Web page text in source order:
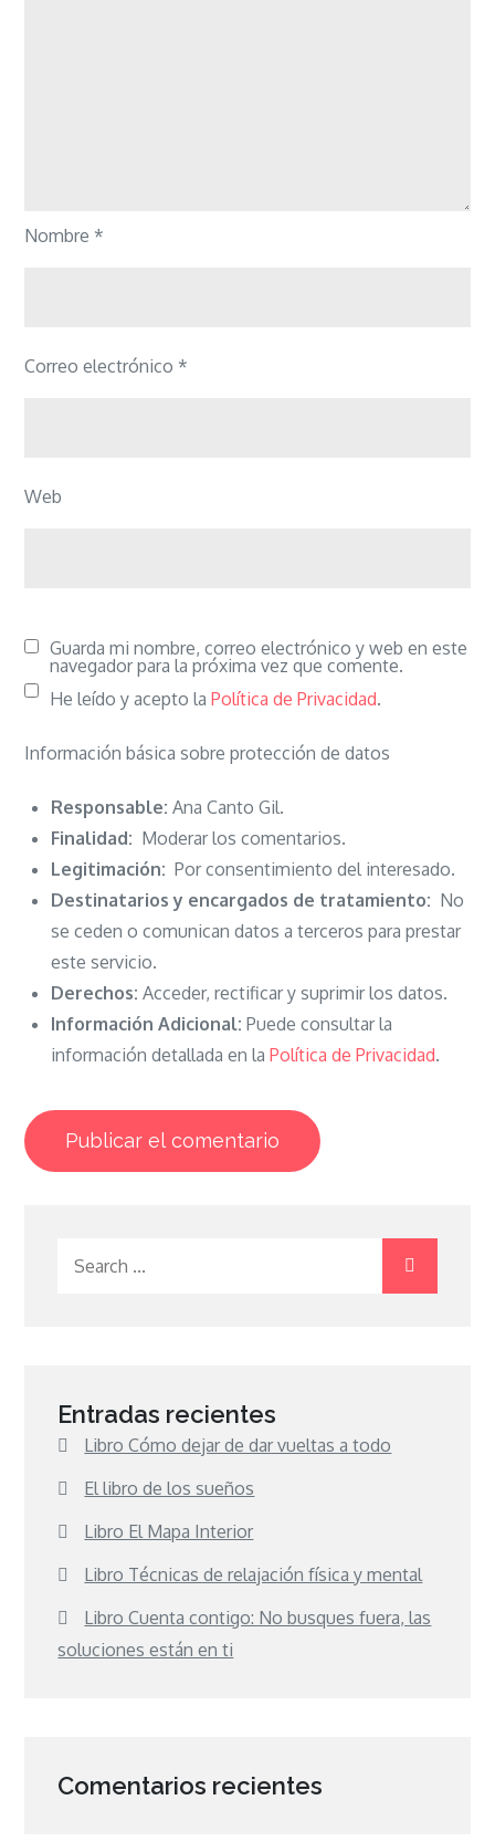
Nombre *
Correo electrónico *
Web
Guarda mi nombre, correo electrónico y web en este
navegador para la próxima vez que comente.
He leído y acepto laPolítica de Privacidad.
Información básica sobre protección de datos
Responsable: Ana Canto Gil.
Finalidad: Moderar los comentarios.
Legitimación: Por consentimiento del interesado.
Destinatarios y encargados de tratamiento: No
se ceden o comunican datos a terceros para prestar
este servicio.
Derechos: Acceder, rectificar y suprimir los datos.
Información Adicional: Puede consultar la
información detallada en laPolítica de Privacidad.
Entradas recientes
Libro Cómo dejar de dar vueltas a todo
El libro de los sueños
Libro El Mapa Interior
Libro Técnicas de relajación física y mental
Libro Cuenta contigo: No busques fuera, las
soluciones están en ti
Comentarios recientes